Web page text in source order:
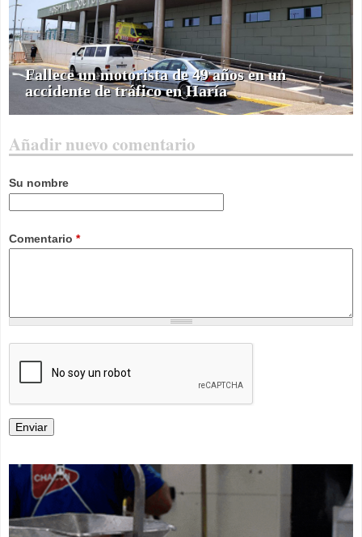
Fallece un motorista de 49 años en un
accidente de tráfico en Haría
Añadir nuevo comentario
Su nombre
Comentario *